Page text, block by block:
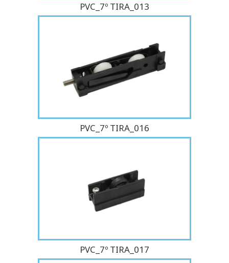
PVC_7º TIRA_013
PVC_7º TIRA_016
PVC_7º TIRA_017